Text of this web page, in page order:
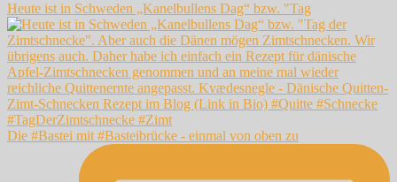
Heute ist in Schweden „Kanelbullens Dag“ bzw. "Tag
Die #Bastei mit #Basteibrücke - einmal von oben zu